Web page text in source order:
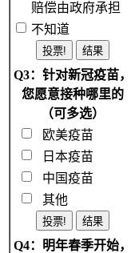
赔偿由政府承担
不知道
Q3：针对新冠疫苗，
您愿意接种哪里的
（可多选）
欧美疫苗
日本疫苗
中国疫苗
其他
Q4：明年春季开始，